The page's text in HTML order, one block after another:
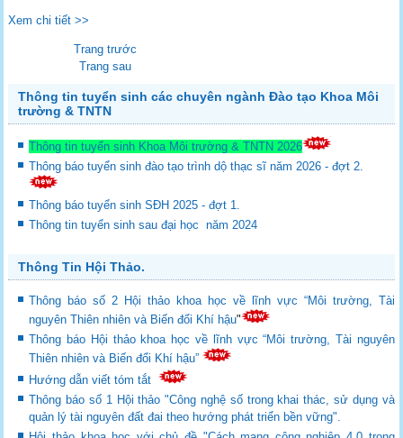
Xem chi tiết >>
Trang trước
Trang sau
Thông tin tuyển sinh các chuyên ngành Đào tạo Khoa Môi
trường & TNTN
Thông tin tuyển sinh Khoa Môi trường & TNTN 2026
Thông báo tuyển sinh đào tạo trình dộ thạc sĩ năm 2026 - đợt 2.
Thông báo tuyển sinh SĐH 2025 - đợt 1.
Thông tin tuyển sinh sau đại học năm 2024
Thông Tin Hội Thảo.
Thông báo số 2 Hội thảo khoa học về lĩnh vực “Môi trường, Tài
nguyên Thiên nhiên và Biến đổi Khí hậu"
Thông báo Hội thảo khoa học về lĩnh vực “Môi trường, Tài nguyên
Thiên nhiên và Biến đổi Khí hậu”
Hướng dẫn viết tóm tắt
Thông báo số 1 Hội thảo "Công nghệ số trong khai thác, sử dụng và
quản lý tài nguyên đất đai theo hướng phát triển bền vững".